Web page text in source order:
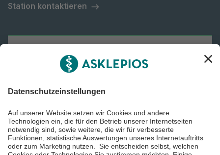
Station kontaktieren
Asklepios Gruppe